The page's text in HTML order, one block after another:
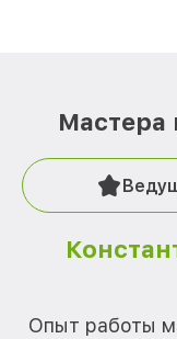
Мастера
Опыт работы